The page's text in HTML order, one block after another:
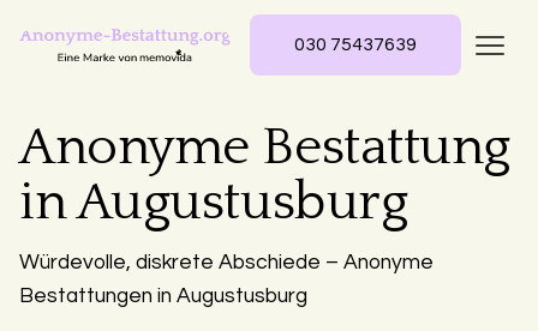
030 75437639
Anonyme Bestattung
in Augustusburg
Würdevolle, diskrete Abschiede – Anonyme
Bestattungen in Augustusburg